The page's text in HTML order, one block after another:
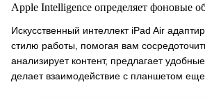
Apple Intelligence определяет фоновые
Искусственный интеллект iPad Air
стилю работы, помогая вам
анализирует контент, предлагает
делает взаимодействие с планшетом